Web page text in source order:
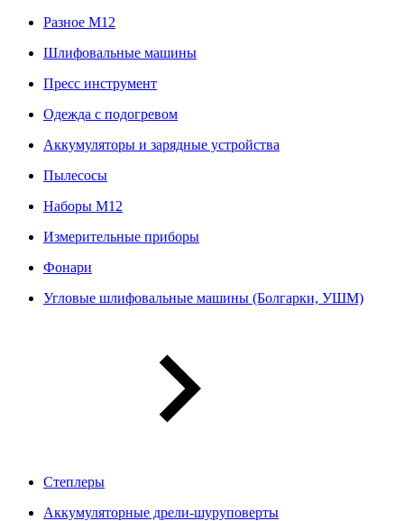
Разное M12
Шлифовальные машины
Пресс инструмент
Одежда с подогревом
Аккумуляторы и зарядные устройства
Пылесосы
Наборы М12
Измерительные приборы
Фонари
Угловые шлифовальные машины (Болгарки, УШМ)
Степлеры
Аккумуляторные дрели-шуруповерты